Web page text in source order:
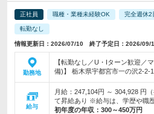
正社員 職種・業種未経験OK 完全週休2
転勤なし
情報更新日：2026/07/10 終了予定日：2026/09/
勤務地
【転勤なし／U・Iターン歓迎／
備)】 栃木県宇都宮市一の沢2-2-
給与
月給：247,104円 ～ 304,928 円
て昇給あり ※給与は、学歴や職
初年度の年収： 300～450万円